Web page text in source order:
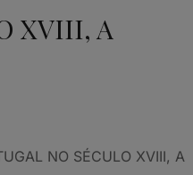
XVIII, A
NO SÉCULO XVIII, A